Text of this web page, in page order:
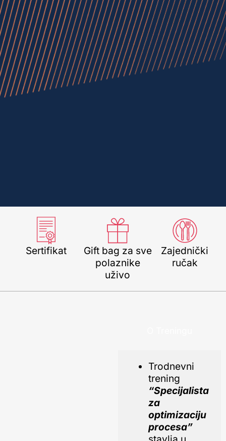
Sertifikat
Gift bag za sve
polaznike
uživo
Zajednički
ručak
Trodnevni
trening
“Specijalista
za
optimizaciju
procesa”